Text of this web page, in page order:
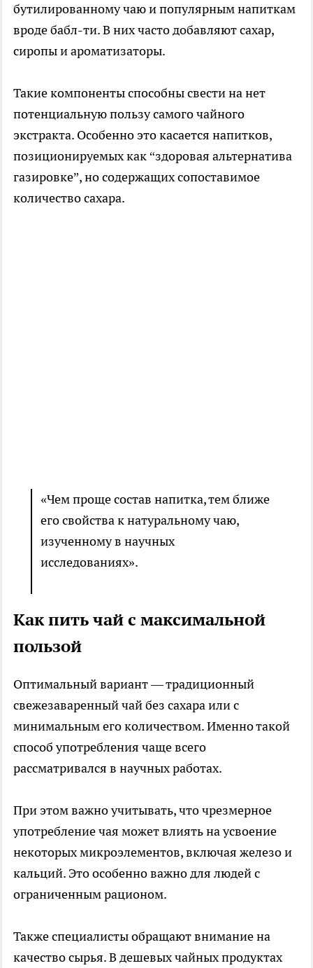
бутилированному чаю и популярным напиткам
вроде бабл-ти. В них часто добавляют сахар,
сиропы и ароматизаторы.
Такие компоненты способны свести на нет
потенциальную пользу самого чайного
экстракта. Особенно это касается напитков,
позиционируемых как “здоровая альтернатива
газировке”, но содержащих сопоставимое
количество сахара.
«Чем проще состав напитка, тем ближе
его свойства к натуральному чаю,
изученному в научных
исследованиях».
Как пить чай с максимальной
пользой
Оптимальный вариант — традиционный
свежезаваренный чай без сахара или с
минимальным его количеством. Именно такой
способ употребления чаще всего
рассматривался в научных работах.
При этом важно учитывать, что чрезмерное
употребление чая может влиять на усвоение
некоторых микроэлементов, включая железо и
кальций. Это особенно важно для людей с
ограниченным рационом.
Также специалисты обращают внимание на
качество сырья. В дешевых чайных продуктах